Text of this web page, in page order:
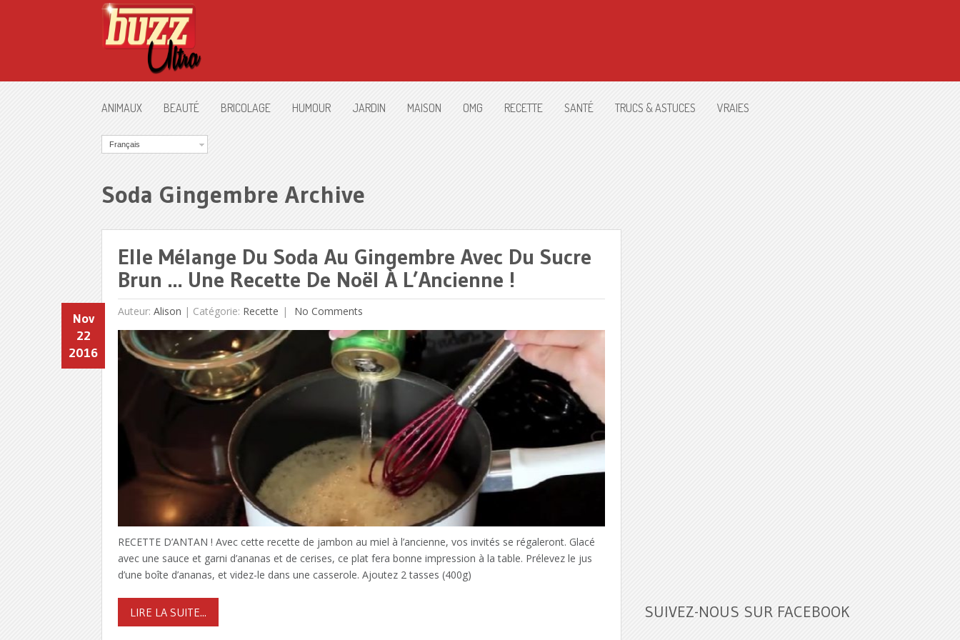
ANIMAUX BEAUTÉ BRICOLAGE HUMOUR JARDIN MAISON OMG RECETTE SANTÉ TRUCS & ASTUCES VRAIES
Français
Soda Gingembre Archive
Elle Mélange Du Soda Au Gingembre Avec Du Sucre
Brun … Une Recette De Noël À L’Ancienne !
Auteur: Alison |
Nov
22
2016
Catégorie: Recette No Comments
RECETTE D’ANTAN ! Avec cette recette de jambon au miel à l’ancienne, vos invités se régaleront. Glacé
avec une sauce et garni d’ananas et de cerises, ce plat fera bonne impression à la table. Prélevez le jus
d’une boîte d’ananas, et videz-le dans une casserole. Ajoutez 2 tasses (400g)
LIRE LA SUITE... SUIVEZ-NOUS SUR FACEBOOK